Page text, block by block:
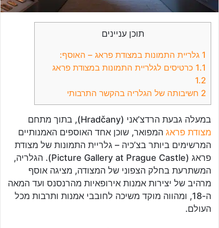
תוכן עניינים
1 גלריית התמונות במצודת פראג – האוסף:
1.1 כרטיסים לגלריית התמונות במצודת פראג
1.2
2 חשיבותה של הגלריה בהקשר התרבותי
במעלה גבעת הרדצ’אני (Hradčany), בתוך מתחם
מצודת פראג המפואר, שוכן אחד האוספים האמנותיים
המרשימים ביותר בצ’כיה – גלריית התמונות של מצודת
פראג (Picture Gallery at Prague Castle). הגלריה,
המשתרעת בחלק הצפוני של המצודה, מציגה אוסף
מרהיב של יצירות אמנות אירופאיות מהרנסנס ועד המאה
ה-18, ומהווה מוקד משיכה לחובבי אמנות ותרבות מכל
העולם.